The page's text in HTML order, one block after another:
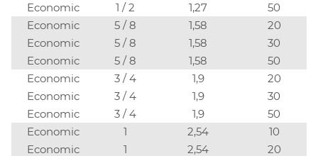
Economic
1 / 2 1,27
50
Economic
5 / 8 1,58
20
Economic
5 / 8 1,58
30
Economic
5 / 8 1,58
50
Economic
3 / 4 1,9
20
Economic
3 / 4 1,9
30
Economic
3 / 4 1,9
50
Economic
1 2,54
10
Economic
1 2,54
20